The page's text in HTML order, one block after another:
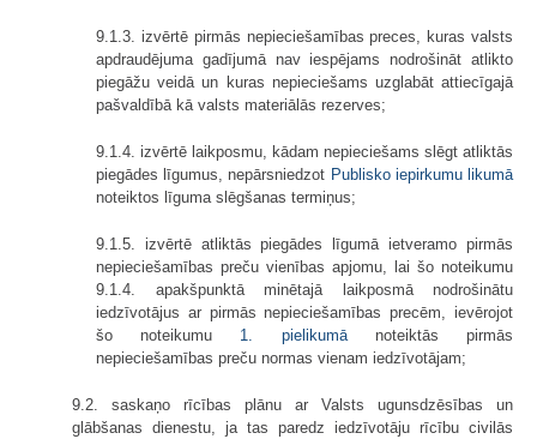
9.1.3. izvērtē pirmās nepieciešamības preces, kuras valsts
apdraudējuma gadījumā nav iespējams nodrošināt atlikto
piegāžu veidā un kuras nepieciešams uzglabāt attiecīgajā
pašvaldībā kā valsts materiālās rezerves;
9.1.4. izvērtē laikposmu, kādam nepieciešams slēgt atliktās
piegādes līgumus, nepārsniedzot Publisko iepirkumu likumā
noteiktos līguma slēgšanas termiņus;
9.1.5. izvērtē atliktās piegādes līgumā ietveramo pirmās
nepieciešamības preču vienības apjomu, lai šo noteikumu
9.1.4. apakšpunktā minētajā laikposmā nodrošinātu
iedzīvotājus ar pirmās nepieciešamības precēm, ievērojot
šo noteikumu 1. pielikumānoteiktās pirmās
nepieciešamības preču normas vienam iedzīvotājam;
9.2. saskaņo rīcības plānu ar Valsts ugunsdzēsības un
glābšanas dienestu, ja tas paredz iedzīvotāju rīcību civilās